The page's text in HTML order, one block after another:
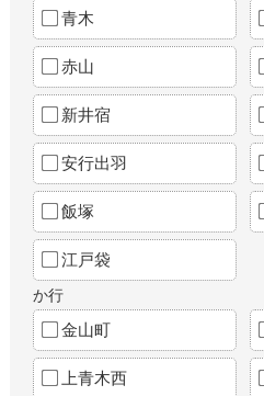
青木
赤山
新井宿
安行出羽
飯塚
江戸袋
か行
金山町
上青木西